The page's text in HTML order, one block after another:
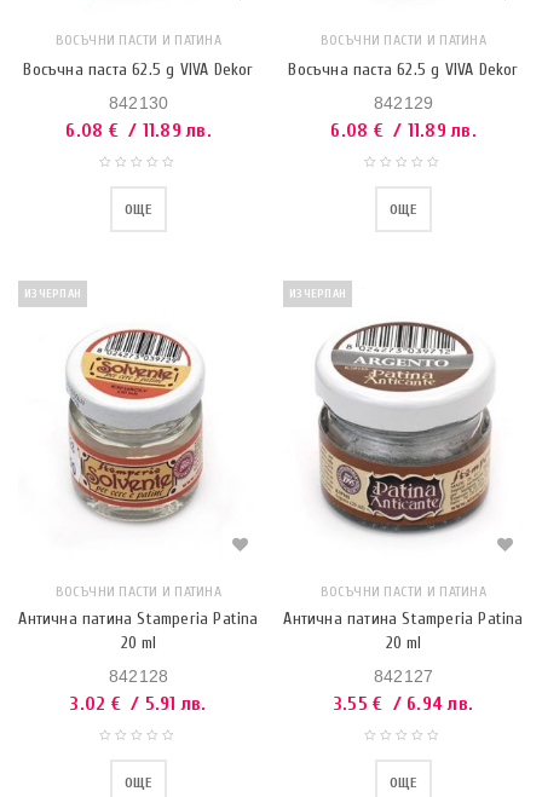
ВОСЪЧНИ ПАСТИ И ПАТИНА
Восъчна паста 62.5 g VIVA Dekor
842130
6.08 € / 11.89 лв.
ОЩЕ
ВОСЪЧНИ ПАСТИ И ПАТИНА
Восъчна паста 62.5 g VIVA Dekor
842129
6.08 € / 11.89 лв.
ОЩЕ
ИЗЧЕРПАН
ВОСЪЧНИ ПАСТИ И ПАТИНА
Антична патина Stamperia Patina
20 ml
842128
3.02 € / 5.91 лв.
ОЩЕ
ИЗЧЕРПАН
ВОСЪЧНИ ПАСТИ И ПАТИНА
Антична патина Stamperia Patina
20 ml
842127
3.55€ / 6.94 лв.
ОЩЕ